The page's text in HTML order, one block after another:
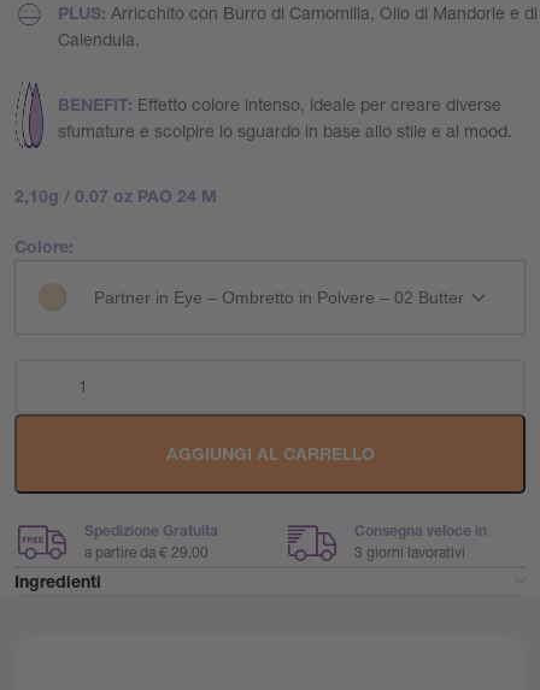
PLUS: Arricchito con Burro di Camomilla, Olio di Mandorle e di
Calendula.
BENEFIT: Effetto colore intenso, ideale per creare diverse
sfumature e scolpire lo sguardo in base allo stile e al mood.
2,10g / 0.07 oz PAO 24 M
Colore:
Partner in Eye – Ombretto in Polvere – 02 Butter
AGGIUNGI AL CARRELLO
Spedizione Gratuita
a partire da € 29,00
Consegna veloce in
3 giorni lavorativi
Ingredienti